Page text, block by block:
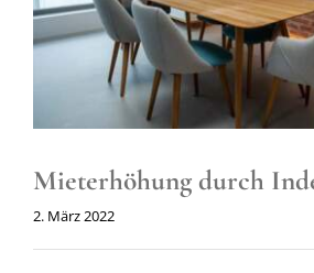
Mieterhöhung durch
2. März 2022